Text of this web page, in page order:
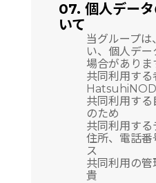
07. 個人デー
いて
当グループ
い、個人デ
場合がありま
共同利用する
共同利用する
のため
共同利用する
住所、電話番
ス
共同利用の管
貴